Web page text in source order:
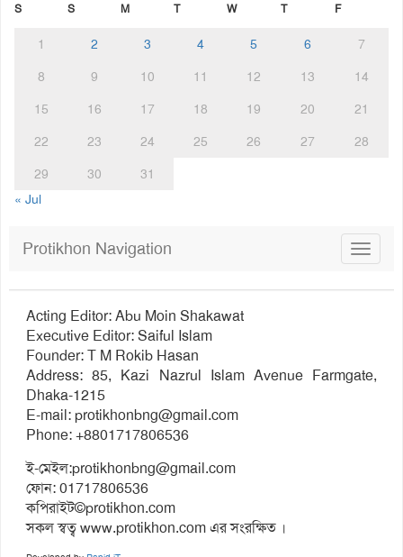
S S M T W T F
1 2 3 4 5 6
7
8
9 10 11 12 13
14
15
16 17 18 19 20
21
22
23 24 25 26 27
28
29
30
31
« Jul
Toggle
Protikhon Navigation
Acting Editor: Abu Moin Shakawat
Executive Editor: Saiful Islam
Founder: T M Rokib Hasan
Address: 85, Kazi Nazrul Islam Avenue Farmgate,
Dhaka-1215
E-mail:protikhonbng@gmail.com
Phone: +8801717806536
ই-মেইল:protikhonbng@gmail.com
ফোন: 01717806536
কপিরাইট©protikhon.com
সকল স্বত্ব www.protikhon.com এর সংরক্ষিত ।